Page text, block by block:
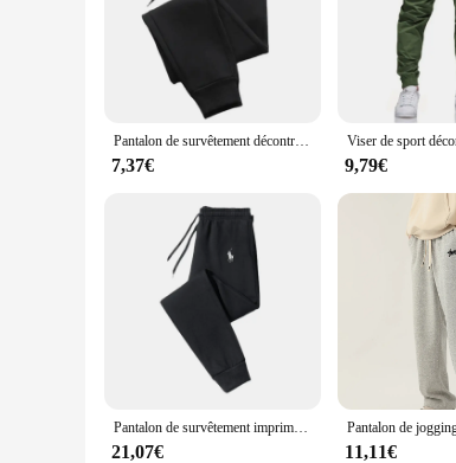
Step into the world of comfort and style with
a soft touch and lasting wear. The relaxed fit
errands, these joggers are your go-to choice for
**Performance Meets Style**
Our Jogger homme is not just about comfort;
waistband ensures a snug fit without
suitable for a variety of occasions, from casual
These joggers are designed with the modern
and suppliers looking to offer a high-quality
you get the best value for your money.
Pantalon de survêtement décontracté Smile pour homme, pantalon long d'entraînement, jogging de course, sport, gym, fjFashion, document solide, automne, hiver
7,37€ 9,79€
Pantalon de survêtement imprimé polo pour homme, marque de mode, pantalon de survêtement simple, fitness, sauvage, fjCasual, Harajuku
21,07€ 11,11€